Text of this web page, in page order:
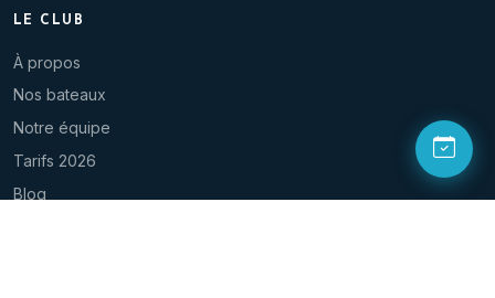
LE CLUB
À propos
Nos bateaux
Notre équipe
Tarifs 2026
Blog